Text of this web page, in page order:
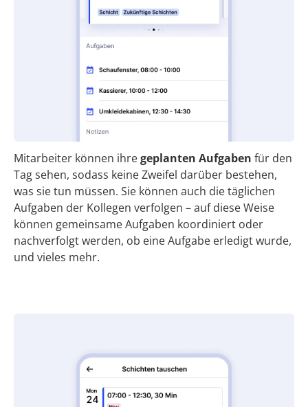
Mitarbeiter können ihregeplanten Aufgaben für den
Tag sehen, sodass keine Zweifel darüber bestehen,
was sie tun müssen. Sie können auch die täglichen
Aufgaben der Kollegen verfolgen – auf diese Weise
können gemeinsame Aufgaben koordiniert oder
nachverfolgt werden, ob eine Aufgabe erledigt wurde,
und vieles mehr.